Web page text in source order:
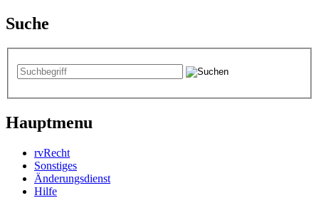
Suche
Hauptmenu
rvRecht
Sonstiges
Änderungsdienst
Hil­fe